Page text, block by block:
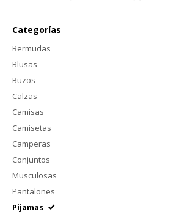
Categorías
Bermudas
Blusas
Buzos
Calzas
Camisas
Camisetas
Camperas
Conjuntos
Musculosas
Pantalones
Pijamas